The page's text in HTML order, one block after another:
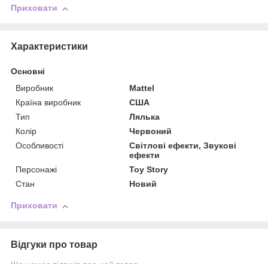
Приховати
Характеристики
Основні
Виробник
Mattel
Країна виробник
США
Тип
Лялька
Колір
Червоний
Особливості
Світлові ефекти, Звукові
ефекти
Персонажі
Toy Story
Стан
Новий
Приховати
Відгуки про товар